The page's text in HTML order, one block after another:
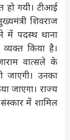
हो गयी। टीआई
शिवराज
में पदस्थ थाना
व्यक्त किया है।
वात्सले के
जाएगी। उनका
जाएगा। राज्य
में शामिल